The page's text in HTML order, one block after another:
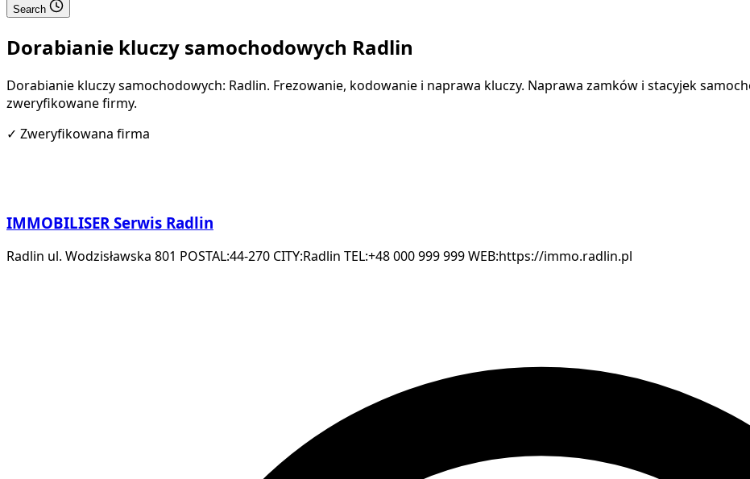
Search
Dorabianie kluczy samochodowych Radlin
Dorabianie kluczy samochodowych: Radlin. Frezowanie, kodowanie i naprawa kluczy. Naprawa zamków i stacyjek
zweryfikowane firmy.
✓ Zweryfikowana firma
IMMOBILISER Serwis Radlin
Radlin ul. Wodzisławska 801 POSTAL:44-270 CITY:Radlin TEL:+48 000 999 999 WEB:https://immo.radlin.pl